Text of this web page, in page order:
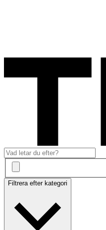
Filtrera efter kategori